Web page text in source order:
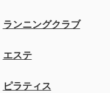
ランニングクラブ
エステ
ピラティス